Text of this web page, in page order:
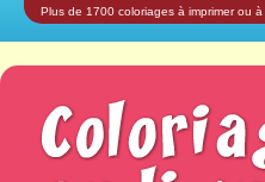
Plus de 1700 coloriages à imprimer ou